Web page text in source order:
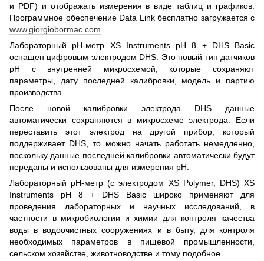
и PDF) и отображать измерения в виде таблиц и графиков.
Программное обеспечение Data Link бесплатно загружается с
www.giorgiobormac.com
Лабораторный pH-метр XS Instruments pH 8 + DHS Basic
оснащен цифровым электродом DHS. Это новый тип датчиков
рН с внутренней микросхемой, которые сохраняют
параметры, дату последней калибровки, модель и партию
производства.
После новой калибровки электрода DHS данные
автоматически сохраняются в микросхеме электрода. Если
переставить этот электрод на другой прибор, который
поддерживает DHS, то можно начать работать немедленно,
поскольку данные последней калибровки автоматически будут
переданы и использованы для измерения pH.
Лабораторный pH-метр (с электродом XS Polymer, DHS) XS
Instruments pH 8 + DHS Basic широко применяют для
проведения лабораторных и научных исследований, в
частности в микробиологии и химии для контроля качества
воды в водоочистных сооружениях и в быту, для контроля
необходимых параметров в пищевой промышленности,
сельском хозяйстве, животноводстве и тому подобное.